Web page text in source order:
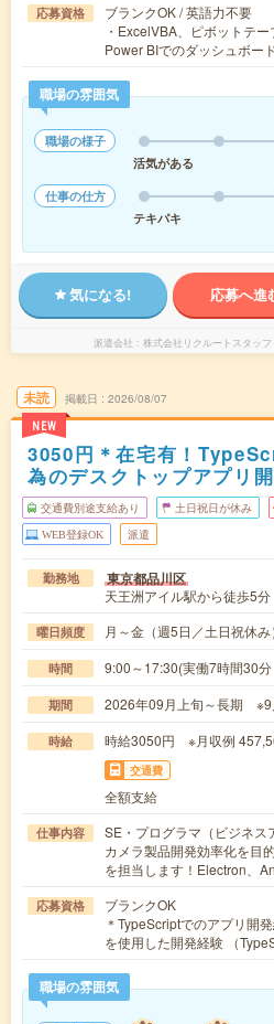
応募資格
ブランクOK / 英語力不要
・ExcelVBA、ピボットテ
Power BIでのダッシュボー
職場の雰囲気
職場の様子
活気がある
仕事の仕方
テキパキ
気になる! 応募へ進
派遣会社 株式会社リクルートスタッ
未読
NEW
掲載日 2026/08/07
3050円＊在宅有！
為のデスクトップアプリ
交通費別途支給あり 土日祝日が休み
WEB登録OK 派遣
勤務地 東京都品川区
天王洲アイル駅から徒歩5分
曜日頻度 月～金（週5日／土日祝休み
時間 9:00～17:30(実働7時間30
期間 2026年09月上旬～長期 ※9
時給 時給3050円 ※月収例
交通費
全額支給
仕事内容
SE・プログラマ（ビジネス
カメラ製品開発効率化を目
を担当します！Electron、
応募資格
ブランクOK
＊TypeScriptでのアプリ開
を使用した開発経験 （
職場の雰囲気